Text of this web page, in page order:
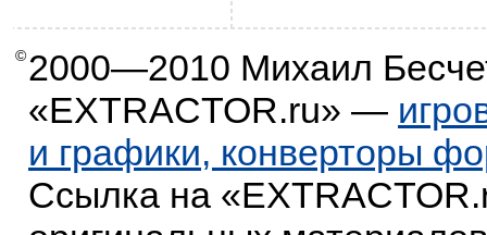
©2000—2010 Михаил
«EXTRACTOR.ru» —
и графики, конверторы
Ссылка на